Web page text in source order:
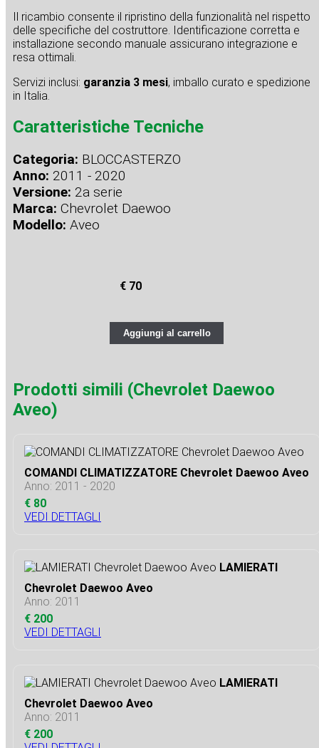
Il ricambio consente il ripristino della funzionalità nel rispetto
delle specifiche del costruttore. Identificazione corretta e
installazione secondo manuale assicurano integrazione e
resa ottimali.
Servizi inclusi: garanzia 3 mesi, imballo curato e spedizione
in Italia.
Caratteristiche Tecniche
Categoria: BLOCCASTERZO
Anno: 2011 - 2020
Versione: 2a serie
Marca: Chevrolet Daewoo
Modello: Aveo
€ 70
Aggiungi al carrello
Prodotti simili (Chevrolet Daewoo
Aveo)
COMANDI CLIMATIZZATORE Chevrolet Daewoo Aveo
Anno: 2011 - 2020
€ 80
VEDI DETTAGLI
LAMIERATI
Chevrolet Daewoo Aveo
Anno: 2011
€ 200
VEDI DETTAGLI
LAMIERATI
Chevrolet Daewoo Aveo
Anno: 2011
€ 200